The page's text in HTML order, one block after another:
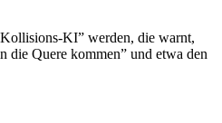
KI” werden, die warnt,
die Quere kommen” und etwa den